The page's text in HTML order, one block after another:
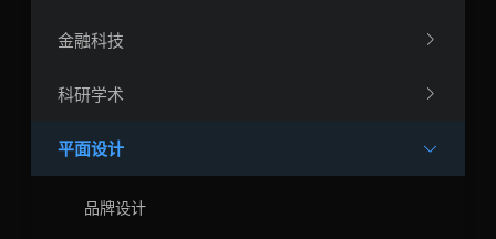
金融科技
科研学术
平面设计
品牌设计